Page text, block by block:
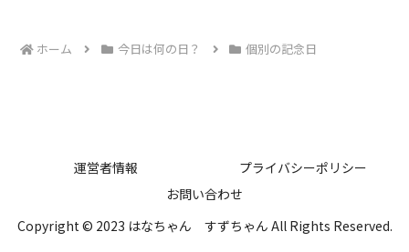
ホーム 今日は何の日？ 個別の記念日
運営者情報
プライバシーポリシー
お問い合わせ
Copyright © 2023 はなちゃん すずちゃん All Rights Reserved.